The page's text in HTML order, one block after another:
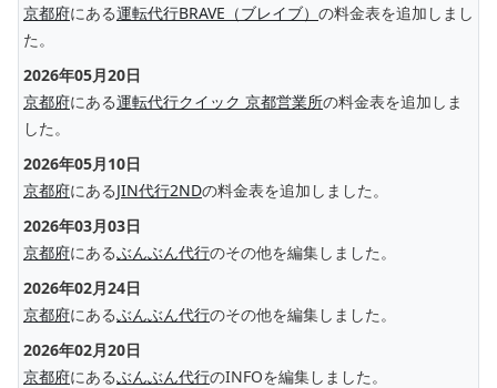
京都府にある運転代行BRAVE（ブレイブ） の料金表を追加しまし
た。
2026年05月20日
京都府にある運転代行クイック 京都営業所の料金表を追加しま
した。
2026年05月10日
京都府にあるJIN代行2NDの料金表を追加しました。
2026年03月03日
京都府にあるぶんぶん代行のその他を編集しました。
2026年02月24日
京都府にあるぶんぶん代行のその他を編集しました。
2026年02月20日
京都府にあるぶんぶん代行のINFOを編集しました。